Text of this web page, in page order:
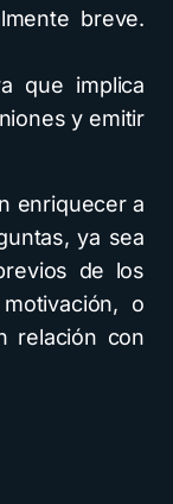
breve.
que implica
y emitir
enriquecer a
ya sea
de los
o
relación con